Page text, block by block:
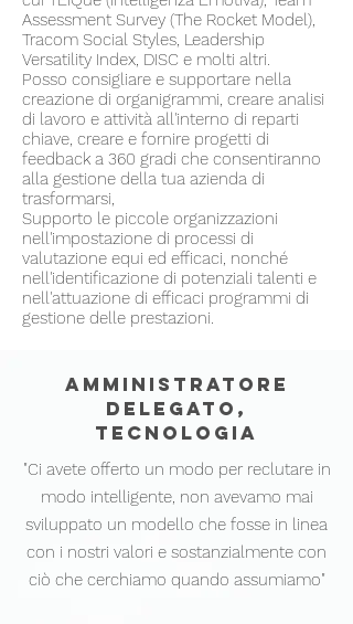
Assessment Survey (The Rocket Model),
Tracom Social Styles, Leadership
Versatility Index, DISC e molti altri.
Posso consigliare e supportare nella
creazione di organigrammi, creare analisi
di lavoro e attività all'interno di reparti
chiave, creare e fornire progetti di
feedback a 360 gradi che consentiranno
alla gestione della tua azienda di
trasformarsi,
Supporto le piccole organizzazioni
nell'impostazione di processi di
valutazione equi ed efficaci, nonché
nell'identificazione di potenziali talenti e
nell'attuazione di efficaci programmi di
gestione delle prestazioni.
AMMINISTRATORE
DELEGATO,
TECNOLOGIA
"Ci avete offerto un modo per reclutare in
modo intelligente, non avevamo mai
sviluppato un modello che fosse in linea
con i nostri valori e sostanzialmente con
ciò che cerchiamo quando assumiamo"